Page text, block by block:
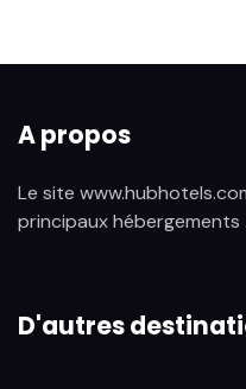
A propos
Le site
principaux hébergements .
D'autres